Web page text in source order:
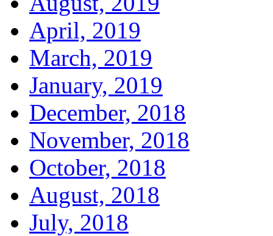
April, 2019
March, 2019
January, 2019
December, 2018
November, 2018
October, 2018
August, 2018
July, 2018